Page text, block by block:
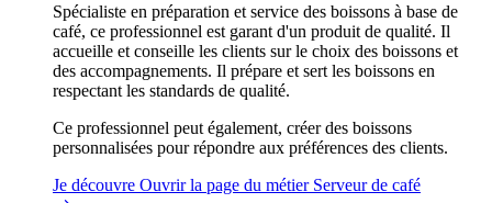
Spécialiste en préparation et service des boissons à base de
café, ce professionnel est garant d'un produit de qualité. Il
accueille et conseille les clients sur le choix des boissons et
des accompagnements. Il prépare et sert les boissons en
respectant les standards de qualité.
Ce professionnel peut également, créer des boissons
personnalisées pour répondre aux préférences des clients.
Je découvre Ouvrir la page du métier Serveur de café